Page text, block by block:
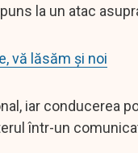
la un atac
vă lăsăm și noi
iar conducerea
într-un